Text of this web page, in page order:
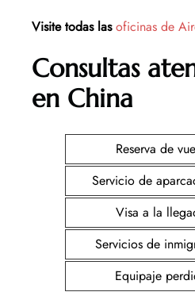
Visite todas las oficinas de
Consultas
en China
Reserva de
Servicio de
Visa a la
Servicios de
Equipaje